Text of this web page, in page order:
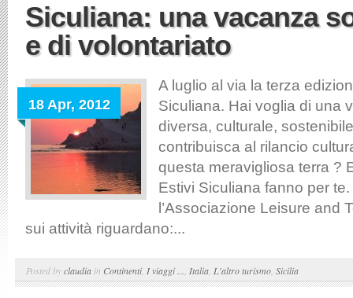
Siculiana: una vacanza
e di volontariato
18 Apr, 2012
A luglio al via la terza
Siculiana. Hai voglia di una
diversa, culturale,
contribuisca al rilancio
questa meravigliosa terra ?
Estivi Siculiana fanno per
l’Associazione Leisure and
sui attività riguardano:...
Posted byclaudia in Continenti, I viaggi ... Italia L'altro turismo Sicilia